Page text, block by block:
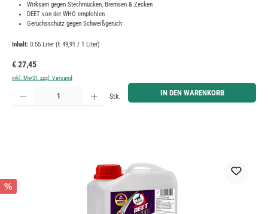
Wirksam gegen Stechmücken, Bremsen & Zecken
DEET von der WHO empfohlen
Geruchsschutz gegen Schweißgeruch
Inhalt: 0.55 Liter (€ 49,91 / 1 Liter)
Regulärer Preis:
€ 27,45
inkl. MwSt. zzgl. Versand
Produkt Anzahl: Gib den gewünschten Wert ein oder benutze die Schaltflächen um die Anzahl zu
Stk. IN DEN WARENKORB
%